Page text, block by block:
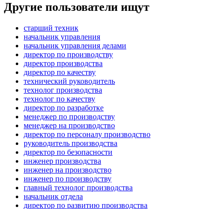
Другие пользователи ищут
старший техник
начальник управления
начальник управления делами
директор по производству
директор производства
директор по качеству
технический руководитель
технолог производства
технолог по качеству
директор по разработке
менеджер по производству
менеджер на производство
директор по персоналу производство
руководитель производства
директор по безопасности
инженер производства
инженер на производство
инженер по производству
главный технолог производства
начальник отдела
директор по развитию производства